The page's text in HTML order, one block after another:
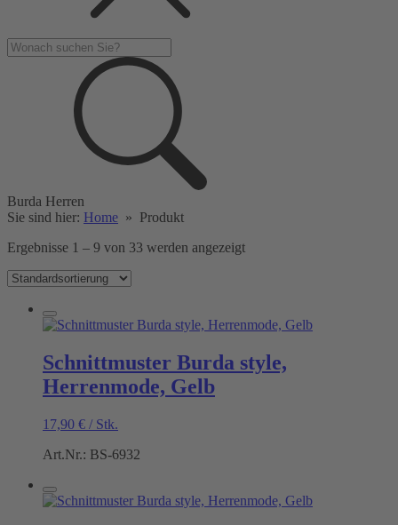
Burda Herren
Sie sind hier: Home » Produkt
Ergebnisse 1 – 9 von 33 werden angezeigt
Schnittmuster Burda style,
Herrenmode, Gelb
17,90 € / Stk.
Art.Nr.: BS-6932